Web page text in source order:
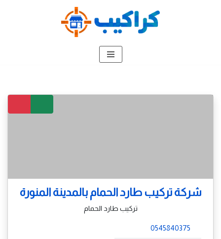
شركة تركيب طارد الحمام بالمدينة المنورة
تركيب طارد الحمام
0545840375